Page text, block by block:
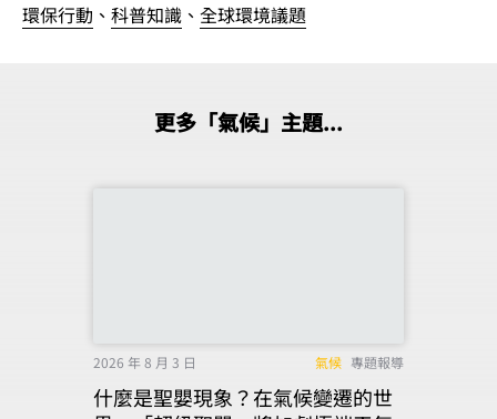
環保行動 、 科普知識 、 全球環境議題
更多「氣候」主題...
2026 年 8 月 3 日 氣候 專題報導
什麼是聖嬰現象？在氣候變遷的世